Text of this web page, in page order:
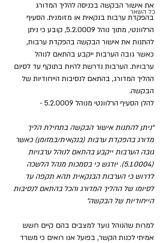
כל השאר
את אישור הבקשה בכניסה להליך המדורג
בהפקדת ערבות בנקאית או מזומנית. הסעיף
הרלוונטי, מתוך נוהל 5.2.0009, קובע כי ניתן
להתנות את אישור הבקשה בהפקדת ערבות,
כאשר גובה הערבות ייקבע בהתאם לנוהל
ערבויות. הערבות נדרשת להיות בתוקף עד לסיום
ההליך המדורג, בהתאם לנסיבות הייחודיות של
הבקשה.
להלן הסעיף הרלוונטי מנוהל 5.2.0009 -
"ניתן להתנות אישור הבקשה בתחילת הליך
מדורג בהפקדת ערבות (בנקאית/במזומן) כאשר
גובה הערבות ייקבע בהתאם לנוהל ערבויות
(5.1.0004). יודגש כי בסמכות מנהל הלשכה
לדרוש כי הערבות הבנקאית תהא תקפה עד
לסיומו של ההליך המדורג והכל בהתאם לנסיבות
הייחודיות של הבקשה"
למרות שהנוהל נועד למצבים בהם קיים חשש
אמיתי לכנות הקשר, בפועל אנו רואים כי משרד